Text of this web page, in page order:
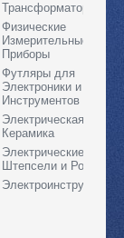
Трансформаторы
Физические
Измерительные
Приборы
Футляры для
Электроники и
Инструментов
Электрическая
Керамика
Электрические
Штепсели и Розетки
Электроинструменты